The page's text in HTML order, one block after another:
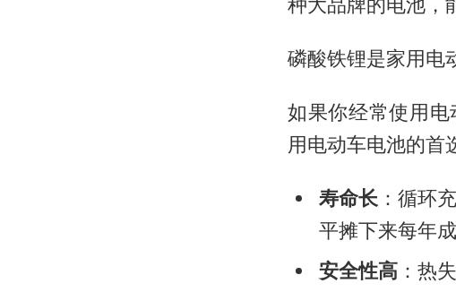
磷酸铁锂是家用电
如果你经常使用
用电动车电池的首
寿命长 ：循环
平摊下来每年成
安全性高 ：热